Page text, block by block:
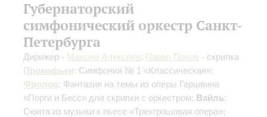
Губернаторский
симфонический оркестр Санкт-
Петербурга
Дирижер - Максим Алексеев; Павел Попов - скрипка
Прокофьев: Симфония № 1 «Классическая»;
Фролов: Фантазия на темы из оперы Гершвина
«Порги и Бесс» для скрипки с оркестром; Вайль:
Сюита из музыки к пьесе «Трехгрошовая опера»;